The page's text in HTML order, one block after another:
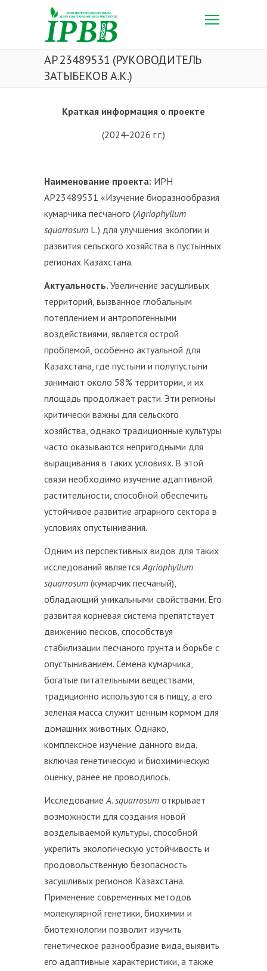
AP 23489531 (РУКОВОДИТЕЛЬ
ЗАТЫБЕКОВ А.К.)
Краткая информация о проекте
(2024-2026 г.г.)
Наименование проекта: ИРН
AP23489531 «Изучение биоразнообразия
кумарчика песчаного (Agriophyllum
squarrosum L.) для улучшения экологии и
развития сельского хозяйства в пустынных
регионах Казахстана.
Актуальность. Увеличение засушливых
территорий, вызванное глобальным
потеплением и антропогенными
воздействиями, является острой
проблемой, особенно актуальной для
Казахстана, где пустыни и полупустыни
занимают около 58% территории, и их
площадь продолжает расти. Эти регионы
критически важны для сельского
хозяйства, однако традиционные культуры
часто оказываются непригодными для
выращивания в таких условиях. В этой
связи необходимо изучение адаптивной
растительности, способной обеспечить
устойчивое развитие аграрного сектора в
условиях опустынивания.
Одним из перспективных видов для таких
исследований являетсяAgriophyllum
squarrosum (кумарчик песчаный),
обладающий уникальными свойствами. Его
развитая корневая система препятствует
движению песков, способствуя
стабилизации песчаного грунта и борьбе с
опустыниванием. Семена кумарчика,
богатые питательными веществами,
традиционно используются в пищу, а его
зеленая масса служит ценным кормом для
домашних животных. Однако,
комплексное изучение данного вида,
включая генетическую и биохимическую
оценку, ранее не проводилось.
ИсследованиеA. squarrosum открывает
возможности для создания новой
возделываемой культуры, способной
укрепить экологическую устойчивость и
продовольственную безопасность
засушливых регионов Казахстана.
Применение современных методов
молекулярной генетики, биохимии и
биотехнологии позволит изучить
генетическое разнообразие вида, выявить
его адаптивные характеристики, а также